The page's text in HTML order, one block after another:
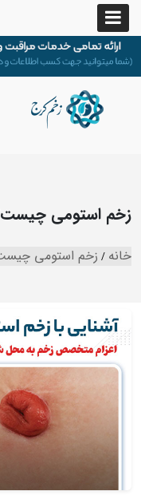
زخم استومی
خانه زخم استومی